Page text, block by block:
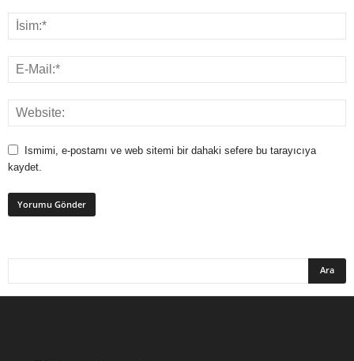
Ismimi, e-postamı ve web sitemi bir dahaki sefere bu tarayıcıya
kaydet.